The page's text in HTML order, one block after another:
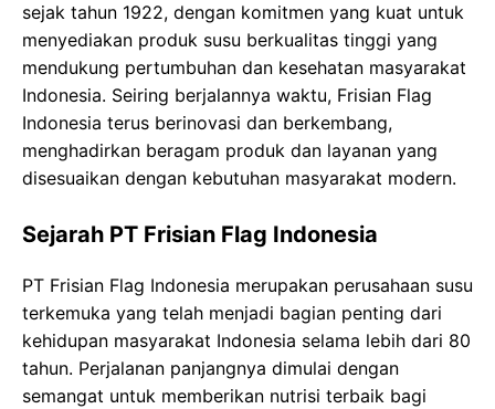
sejak tahun 1922, dengan komitmen yang kuat untuk
menyediakan produk susu berkualitas tinggi yang
mendukung pertumbuhan dan kesehatan masyarakat
Indonesia. Seiring berjalannya waktu, Frisian Flag
Indonesia terus berinovasi dan berkembang,
menghadirkan beragam produk dan layanan yang
disesuaikan dengan kebutuhan masyarakat modern.
Sejarah PT Frisian Flag Indonesia
PT Frisian Flag Indonesia merupakan perusahaan susu
terkemuka yang telah menjadi bagian penting dari
kehidupan masyarakat Indonesia selama lebih dari 80
tahun. Perjalanan panjangnya dimulai dengan
semangat untuk memberikan nutrisi terbaik bagi